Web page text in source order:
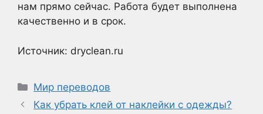
нам прямо сейчас. Работа будет выполнена
качественно и в срок.
Источник: dryclean.ru
Рубрики
Мир переводов
Как убрать клей от наклейки с одежды?